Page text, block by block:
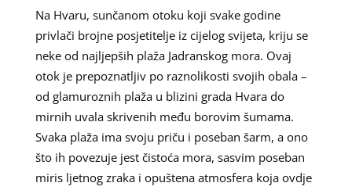
Na Hvaru, sunčanom otoku koji svake godine
privlači brojne posjetitelje iz cijelog svijeta, kriju se
neke od najljepših plaža Jadranskog mora. Ovaj
otok je prepoznatljiv po raznolikosti svojih obala –
od glamuroznih plaža u blizini grada Hvara do
mirnih uvala skrivenih među borovim šumama.
Svaka plaža ima svoju priču i poseban šarm, a ono
što ih povezuje jest čistoća mora, sasvim poseban
miris ljetnog zraka i opuštena atmosfera koja ovdje